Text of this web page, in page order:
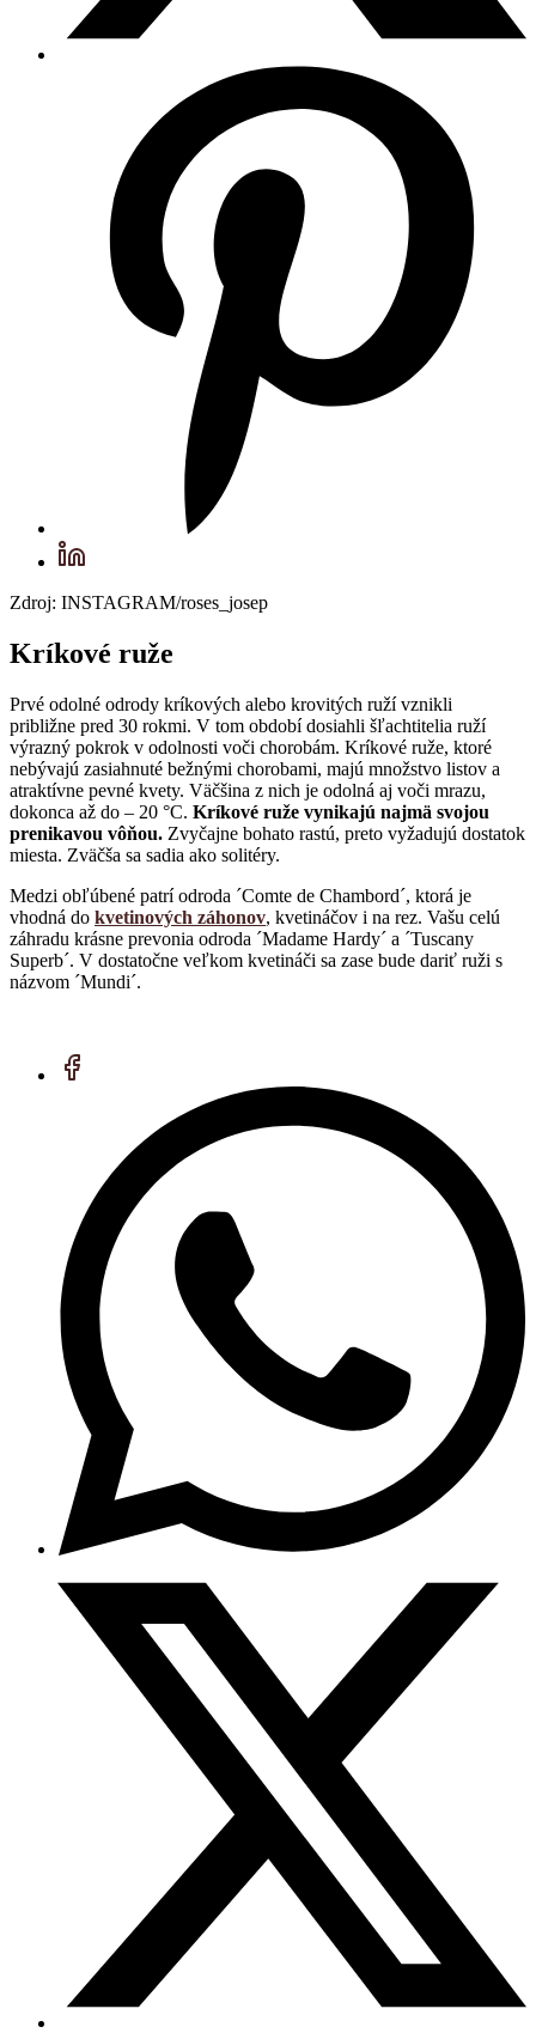
Zdroj: INSTAGRAM/roses_josep
Kríkové ruže
Prvé odolné odrody kríkových alebo krovitých ruží vznikli
približne pred 30 rokmi. V tom období dosiahli šľachtitelia ruží
výrazný pokrok v odolnosti voči chorobám. Kríkové ruže, ktoré
nebývajú zasiahnuté bežnými chorobami, majú množstvo listov a
atraktívne pevné kvety. Väčšina z nich je odolná aj voči mrazu,
dokonca až do – 20 °C. Kríkové ruže vynikajú najmä svojou
prenikavou vôňou. Zvyčajne bohato rastú, preto vyžadujú dostatok
miesta. Zväčša sa sadia ako solitéry.
Medzi obľúbené patrí odroda ´Comte de Chambord´, ktorá je
vhodná do kvetinových záhonov, kvetináčov i na rez. Vašu celú
záhradu krásne prevonia odroda ´Madame Hardy´ a ´Tuscany
Superb´. V dostatočne veľkom kvetináči sa zase bude dariť ruži s
názvom ´Mundi´.